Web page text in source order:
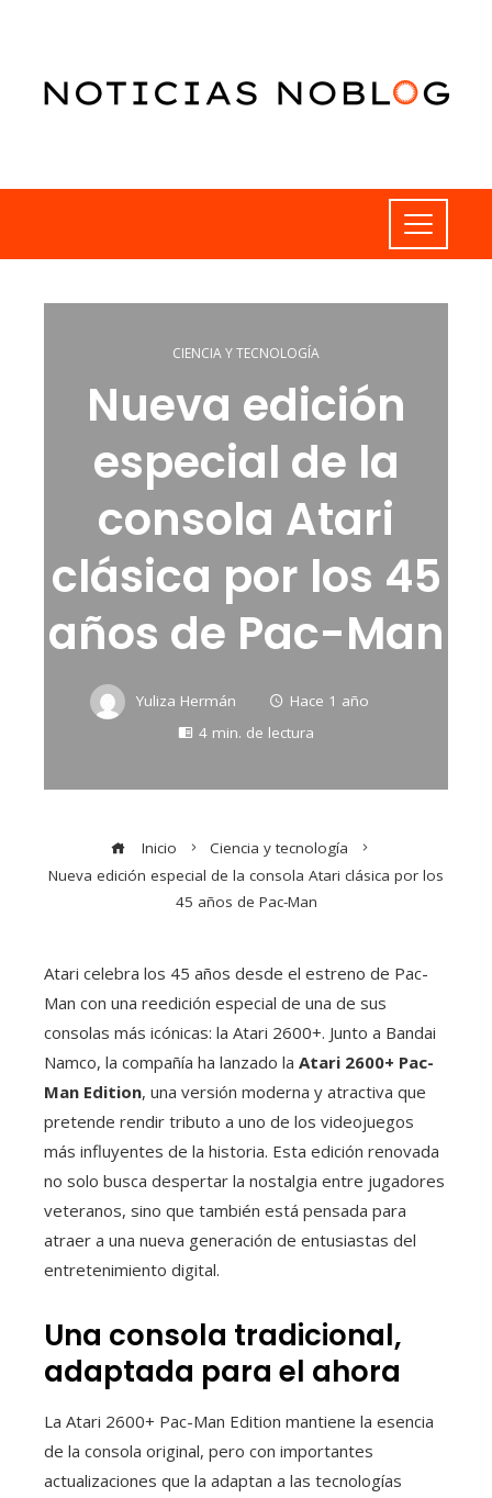
CIENCIA Y TECNOLOGÍA
Nueva edición
especial de la
consola Atari
clásica por los 45
años de Pac-Man
Yuliza Hermán
Hace 1 año
4 min. de lectura
Inicio
Ciencia y tecnología
Nueva edición especial de la consola Atari clásica por los
45 años de Pac-Man
Atari celebra los 45 años desde el estreno de Pac-
Man con una reedición especial de una de sus
consolas más icónicas: la Atari 2600+. Junto a Bandai
Namco, la compañía ha lanzado la Atari 2600+ Pac-
Man Edition, una versión moderna y atractiva que
pretende rendir tributo a uno de los videojuegos
más influyentes de la historia. Esta edición renovada
no solo busca despertar la nostalgia entre jugadores
veteranos, sino que también está pensada para
atraer a una nueva generación de entusiastas del
entretenimiento digital.
Una consola tradicional,
adaptada para el ahora
La Atari 2600+ Pac-Man Edition mantiene la esencia
de la consola original, pero con importantes
actualizaciones que la adaptan a las tecnologías